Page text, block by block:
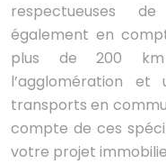
respectueuses
également en
plus de 200
l’agglomération
transports en
compte de ces
votre projet